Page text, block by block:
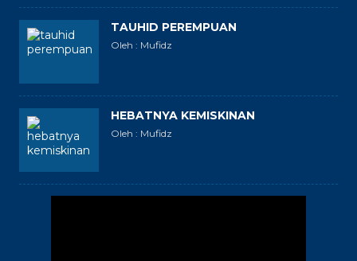
TAUHID PEREMPUAN
Oleh : Mufidz
HEBATNYA KEMISKINAN
Oleh : Mufidz